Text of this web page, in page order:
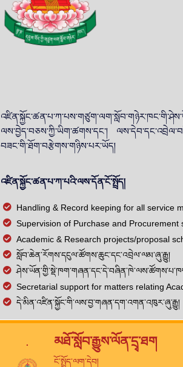
ལས་བྱེད་བཅས་ཀྱི་ཡིག་ཚགས་དང་།
བཟང་གི་ཐོག་བརྩེགས་གཉིས་པར་ཡོད།
འཛིན་སྐྱོང་ཚན་པ་ཀ་པའི་ལས་དོན་ངོ་སྤྲོད།
Handling & Record keeping for all service
Supervision of Purchase and Procurement
Academic & Research projects/proposal
སློབ་ཆེན་རོགས་དངུལ་ཚོགས་ཆུང་དང་འབྲེལ་ལམ་ཞུ་རྒྱུ།
Secretarial support for matters relating
དེ་མིན་འཛིན་སྐྱོང་གི་ལས་བྱ་གཞན་དག་འགན་འཁུར་ཞུ་རྒྱུ།
. མཐོ་སློབ་རྒྱུས་ལོན་དྲྭ་ཐག
ངོ་སྤྲོད་ལག་དེབ།